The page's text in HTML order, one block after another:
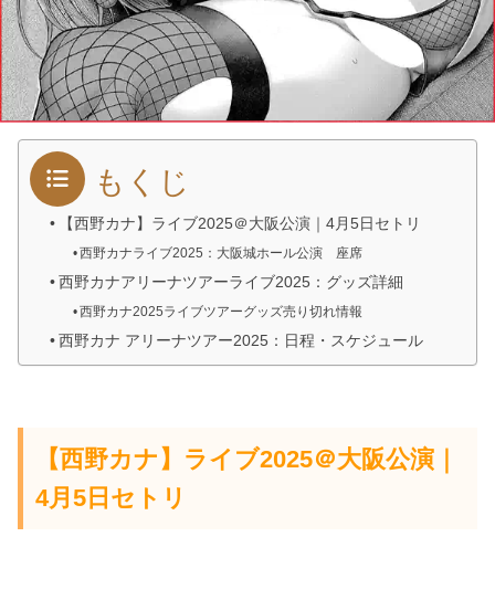
もくじ
【西野カナ】ライブ2025＠大阪公演｜4月5日セトリ
西野カナライブ2025：大阪城ホール公演 座席
西野カナアリーナツアーライブ2025：グッズ詳細
西野カナ2025ライブツアーグッズ売り切れ情報
西野カナ アリーナツアー2025：日程・スケジュール
【西野カナ】ライブ2025＠大阪公演｜
4月5日セトリ